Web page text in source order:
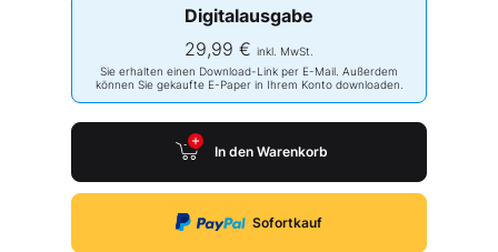
Digitalausgabe
29,99 € inkl. MwSt.
Sie erhalten einen Download-Link per E-Mail. Außerdem
können Sie gekaufte E-Paper in Ihrem Konto downloaden.
In den Warenkorb
Sofortkauf